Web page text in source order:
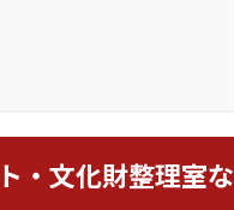
・文化財整理室な